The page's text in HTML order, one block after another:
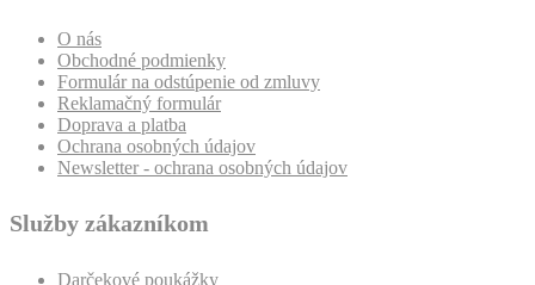
O nás
Obchodné podmienky
Formulár na odstúpenie od zmluvy
Reklamačný formulár
Doprava a platba
Ochrana osobných údajov
Newsletter - ochrana osobných údajov
Služby zákazníkom
Darčekové poukážky